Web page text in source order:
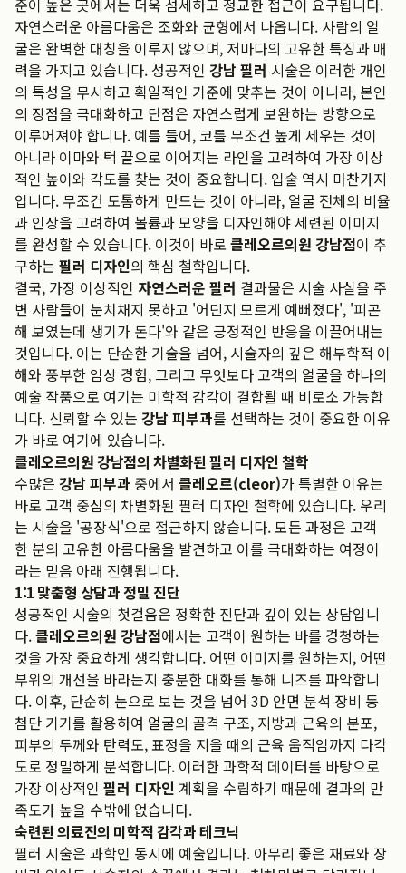
준이 높은 곳에서는 더욱 섬세하고 정교한 접근이 요구됩니다.
자연스러운 아름다움은 조화와 균형에서 나옵니다. 사람의 얼
굴은 완벽한 대칭을 이루지 않으며, 저마다의 고유한 특징과 매
력을 가지고 있습니다. 성공적인 강남 필러 시술은 이러한 개인
의 특성을 무시하고 획일적인 기준에 맞추는 것이 아니라, 본인
의 장점을 극대화하고 단점은 자연스럽게 보완하는 방향으로
이루어져야 합니다. 예를 들어, 코를 무조건 높게 세우는 것이
아니라 이마와 턱 끝으로 이어지는 라인을 고려하여 가장 이상
적인 높이와 각도를 찾는 것이 중요합니다. 입술 역시 마찬가지
입니다. 무조건 도톰하게 만드는 것이 아니라, 얼굴 전체의 비율
과 인상을 고려하여 볼륨과 모양을 디자인해야 세련된 이미지
를 완성할 수 있습니다. 이것이 바로 클레오르의원 강남점이 추
구하는 필러 디자인의 핵심 철학입니다.
결국, 가장 이상적인 자연스러운 필러 결과물은 시술 사실을 주
변 사람들이 눈치채지 못하고 '어딘지 모르게 예뻐졌다', '피곤
해 보였는데 생기가 돈다'와 같은 긍정적인 반응을 이끌어내는
것입니다. 이는 단순한 기술을 넘어, 시술자의 깊은 해부학적 이
해와 풍부한 임상 경험, 그리고 무엇보다 고객의 얼굴을 하나의
예술 작품으로 여기는 미학적 감각이 결합될 때 비로소 가능합
니다. 신뢰할 수 있는 강남 피부과를 선택하는 것이 중요한 이유
가 바로 여기에 있습니다.
클레오르의원 강남점의 차별화된 필러 디자인 철학
수많은 강남 피부과 중에서 클레오르(cleor)가 특별한 이유는
바로 고객 중심의 차별화된 필러 디자인 철학에 있습니다. 우리
는 시술을 '공장식'으로 접근하지 않습니다. 모든 과정은 고객
한 분의 고유한 아름다움을 발견하고 이를 극대화하는 여정이
라는 믿음 아래 진행됩니다.
1:1 맞춤형 상담과 정밀 진단
성공적인 시술의 첫걸음은 정확한 진단과 깊이 있는 상담입니
다.클레오르의원 강남점에서는 고객이 원하는 바를 경청하는
것을 가장 중요하게 생각합니다. 어떤 이미지를 원하는지, 어떤
부위의 개선을 바라는지 충분한 대화를 통해 니즈를 파악합니
다. 이후, 단순히 눈으로 보는 것을 넘어 3D 안면 분석 장비 등
첨단 기기를 활용하여 얼굴의 골격 구조, 지방과 근육의 분포,
피부의 두께와 탄력도, 표정을 지을 때의 근육 움직임까지 다각
도로 정밀하게 분석합니다. 이러한 과학적 데이터를 바탕으로
가장 이상적인 필러 디자인 계획을 수립하기 때문에 결과의 만
족도가 높을 수밖에 없습니다.
숙련된 의료진의 미학적 감각과 테크닉
필러 시술은 과학인 동시에 예술입니다. 아무리 좋은 재료와 장